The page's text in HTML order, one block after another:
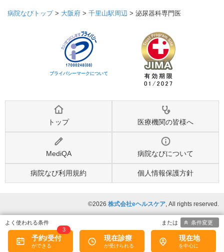
病院なびトップ> 大阪府 > 千里山駅周辺 > 泌尿器科専門医
プライバシーマークについて
トップ 医療機関の皆様へ
MediQA 病院なびについて
病院なび利用規約 個人情報保護方針
©2026 株式会社eヘルスケア, All rights reserved.
予約/受付
3
現在診療 現在地
条件変更